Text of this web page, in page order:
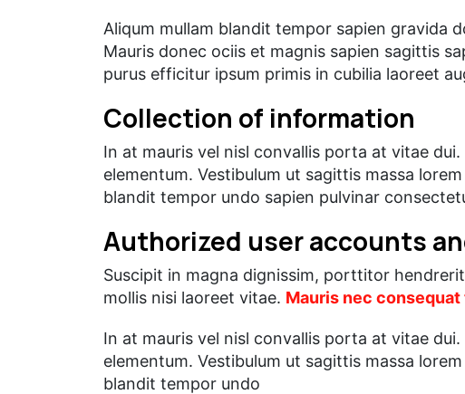
Aliqum mullam blandit tempor sapien gravida
Mauris donec ociis et magnis sapien sagittis
purus efficitur ipsum primis in cubilia laoreet
Collection of information
In at mauris vel nisl convallis porta at vitae
elementum. Vestibulum ut sagittis massa
blandit tempor undo sapien pulvinar
Authorized user accounts
Suscipit in magna dignissim, porttitor
mollis nisi laoreet vitae. Mauris nec consequat
In at mauris vel nisl convallis porta at vitae
elementum. Vestibulum ut sagittis massa
blandit tempor undo